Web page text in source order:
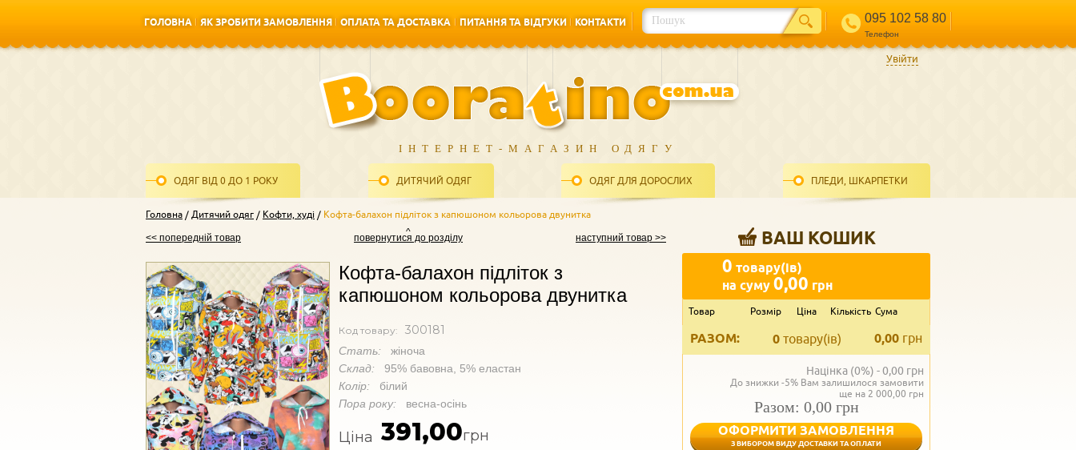
ГОЛОВНА
ЯК ЗРОБИТИ ЗАМОВЛЕННЯ
ОПЛАТА ТА ДОСТАВКА
ПИТАННЯ ТА ВІДГУКИ
КОНТАКТИ
095 102 58 80
Телефон
ІНТЕРНЕТ-МАГАЗИН ОДЯГУ
ОДЯГ ВІД 0 ДО 1 РОКУ ДИТЯЧИЙ ОДЯГ ОДЯГ ДЛЯ ДОРОСЛИХ ПЛЕДИ, ШКАРПЕТКИ
Увійти
Головна Дитячий одяг Кофти, худі Кофта-балахон підліток з капюшоном кольорова двунитка
ВАШ КОШИК
0 товару(ів)
на суму0,00 грн
Товар Розмір Ціна Кількість Сума
РАЗОМ: 0,00 грн
0 товару(ів)
Націнка (0%) -0,00 грн
До знижки -5% Вам залишилося замовити
ще на 2 000,00 грн
Разом: 0,00 грн
ОФОРМИТИ ЗАМОВЛЕННЯ
З ВИБОРОМ ВИДУ ДОСТАВКИ ТА ОПЛАТИ
<< попередній товар наступний товар >>
повернутися до розділу
Кофта-балахон підліток з
капюшоном кольорова двунитка
Код товару: 300181
Стать: жіноча
Склад: 95% бавовна, 5% еластан
Колір: білий
Пора року: весна-осінь
Ціна 391,00грн